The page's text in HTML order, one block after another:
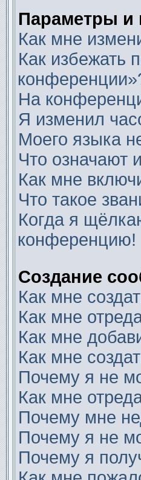
Параметры и
Как мне
Как избежать
На
Я изменил
Моего языка
Что означают
Как мне
Что такое
Когда я
конференцию!
Создание
Как мне
Как мне
Как мне
Как мне
Почему я не
Как мне
Почему мне
Почему я не
Почему я